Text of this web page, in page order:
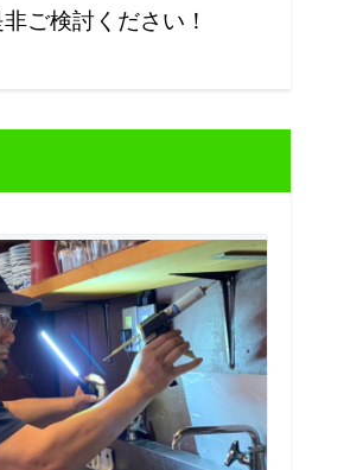
ご検討ください！